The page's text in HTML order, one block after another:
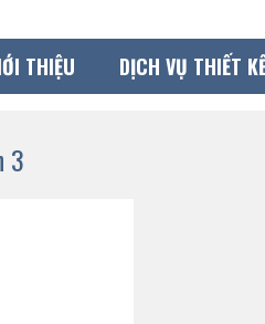
THIỆU DỊCH VỤ THIẾT
3